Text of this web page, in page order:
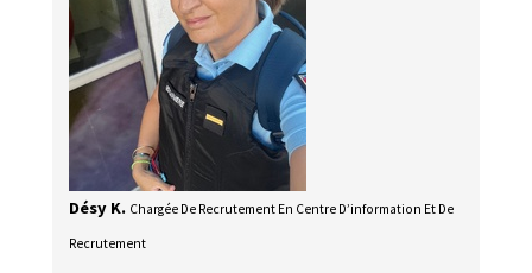
Désy K. Chargée De Recrutement En Centre D’information Et De
Recrutement